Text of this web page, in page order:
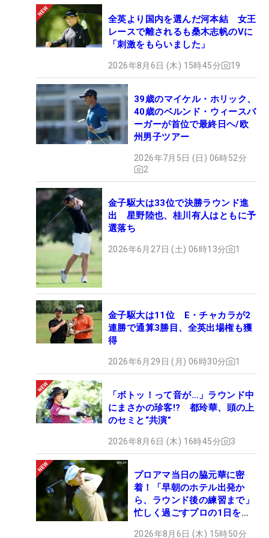
全英より国内を選んだ河本結 女王
レースで離されるも桑木志帆のVに
「刺激をもらいました」
2026年8月6日 (木) 15時45分 19
39歳のマイケル・ホリック、
40歳のベルンド・ウィースバ
ーガーが首位で最終日ヘ/欧
州男子ツアー
2026年7月5日 (日) 06時52分
2
金子駆大は33位で決勝ラウンド進
出 星野陸也、桂川有人はともに予
選落ち
2026年6月27日 (土) 06時13分 1
金子駆大は11位 E・チャカラが2
連勝で通算3勝目、全英出場権も獲
得
2026年6月29日 (月) 06時30分 1
「ボトッ！って音が…」ラウンド中
にまさかの珍客!? 都玲華、頭の上
のセミと“共演”
2026年8月6日 (木) 16時45分 3
プロアマ当日の脇元華に密
着！「早朝のホテル出発か
ら、ラウンド後の練習まで」
忙しく過ごすプロの1日を公
2026年8月6日 (木) 15時50分